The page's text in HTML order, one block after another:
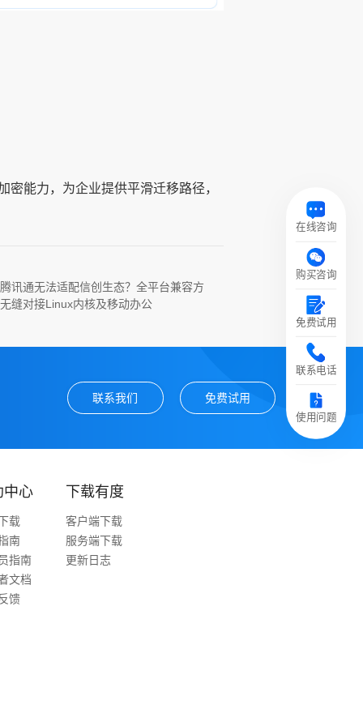
能力，为企业提供平滑迁移路径，
讯通无法适配信创生态？全平台兼容方
缝对接Linux内核及移动办公
联系我们 免费试用
在线咨询
购买咨询
免费试用
联系电话
使用问题
中心
载
南
指南
文档
馈
下载有度
客户端下载
服务端下载
更新日志